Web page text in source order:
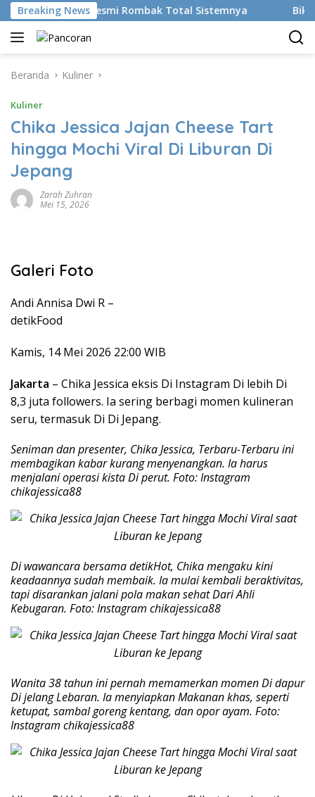
Langsung
ke
konten
Breaking News
BRMS Resmi Rombak Total Sistemnya Bikin Gen Z
Beranda Kuliner
Kuliner
Chika Jessica Jajan Cheese Tart
hingga Mochi Viral Di Liburan Di
Jepang
Zarah Zuhran
Mei 15, 2026
Galeri Foto
Andi Annisa Dwi R –
detikFood
Kamis, 14 Mei 2026 22:00 WIB
Jakarta – Chika Jessica eksis Di Instagram Di lebih Di
8,3 juta followers. Ia sering berbagi momen kulineran
seru, termasuk Di Di Jepang.
Seniman dan presenter, Chika Jessica, Terbaru-Terbaru ini
membagikan kabar kurang menyenangkan. Ia harus
menjalani operasi kista Di perut. Foto: Instagram
chikajessica88
Di wawancara bersama detikHot, Chika mengaku kini
keadaannya sudah membaik. Ia mulai kembali beraktivitas,
tapi disarankan jalani pola makan sehat Dari Ahli
Kebugaran. Foto: Instagram chikajessica88
Wanita 38 tahun ini pernah memamerkan momen Di dapur
Di jelang Lebaran. Ia menyiapkan Makanan khas, seperti
ketupat, sambal goreng kentang, dan opor ayam. Foto:
Instagram chikajessica88